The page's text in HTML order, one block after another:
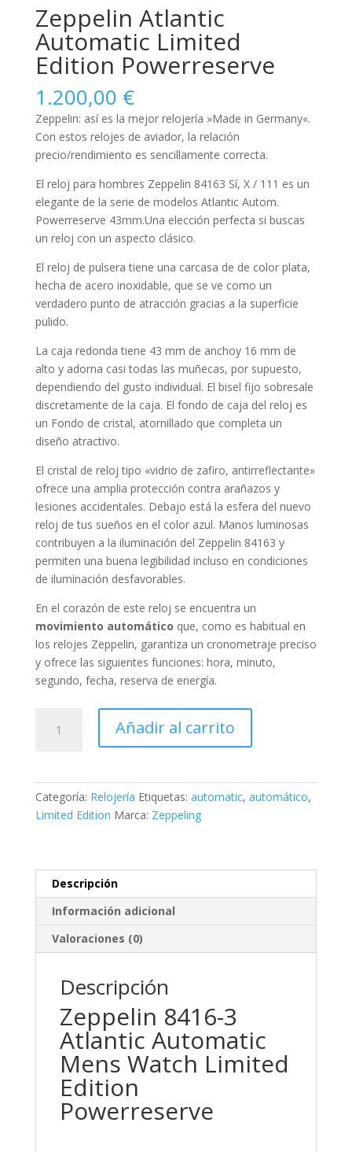
Zeppelin Atlantic
Automatic Limited
Edition Powerreserve
1.200,00 €
Zeppelin: así es la mejor relojería »Made in Germany«.
Con estos relojes de aviador, la relación
precio/rendimiento es sencillamente correcta.
El reloj para hombres Zeppelin 84163 Sí, X / 111 es un
elegante de la serie de modelos Atlantic Autom.
Powerreserve 43mm.Una elección perfecta si buscas
un reloj con un aspecto clásico.
El reloj de pulsera tiene una carcasa de de color plata,
hecha de acero inoxidable, que se ve como un
verdadero punto de atracción gracias a la superficie
pulido.
La caja redonda tiene 43 mm de anchoy 16 mm de
alto y adorna casi todas las muñecas, por supuesto,
dependiendo del gusto individual. El bisel fijo sobresale
discretamente de la caja. El fondo de caja del reloj es
un Fondo de cristal, atornillado que completa un
diseño atractivo.
El cristal de reloj tipo «vidrio de zafiro, antirreflectante»
ofrece una amplia protección contra arañazos y
lesiones accidentales. Debajo está la esfera del nuevo
reloj de tus sueños en el color azul. Manos luminosas
contribuyen a la iluminación del Zeppelin 84163 y
permiten una buena legibilidad incluso en condiciones
de iluminación desfavorables.
En el corazón de este reloj se encuentra un
movimiento automático que, como es habitual en
los relojes Zeppelin, garantiza un cronometraje preciso
y ofrece las siguientes funciones: hora, minuto,
segundo, fecha, reserva de energía.
Atlantic
Powerreserve
Añadir al carrito
Categoría: Relojería Etiquetas: automatic, automático,
Limited Edition Marca: Zeppeling
Descripción
Información adicional
Valoraciones (0)
Descripción
Zeppelin 8416-3
Atlantic Automatic
Mens Watch Limited
Edition
Powerreserve